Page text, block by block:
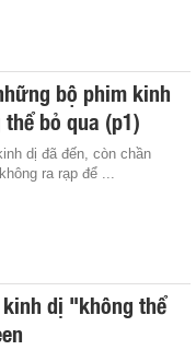
bộ phim kinh
bỏ qua (p1)
dị đã đến, còn chần
ra rạp để ...
dị "không thể